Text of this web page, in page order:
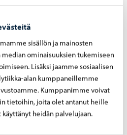
sisällön ja mainosten
median ominaisuuksien tukemiseen
Lisäksi jaamme sosiaalisen
alan kumppaneillemme
Kumppanimme voivat
tietoihin, joita olet antanut heille
heidän palvelujaan.
säätöaseman
kohdalta – työt alkavat